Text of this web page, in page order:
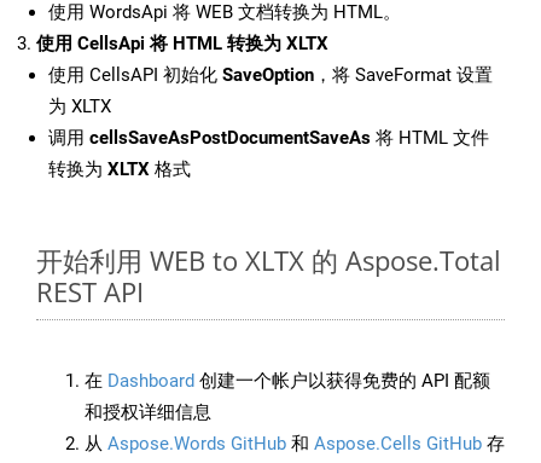
使用 WordsApi 将 WEB 文档转换为 HTML。
使用 CellsApi 将 HTML 转换为 XLTX
使用 CellsAPI 初始化 SaveOption ，将 SaveFormat 设置
为 XLTX
调用 cellsSaveAsPostDocumentSaveAs 将 HTML 文件
转换为 XLTX 格式
开始利用 WEB to XLTX 的 Aspose.Total
REST API
在 Dashboard 创建一个帐户以获得免费的 API 配额
和授权详细信息
从 Aspose.Words GitHub 和 Aspose.Cells GitHub 存